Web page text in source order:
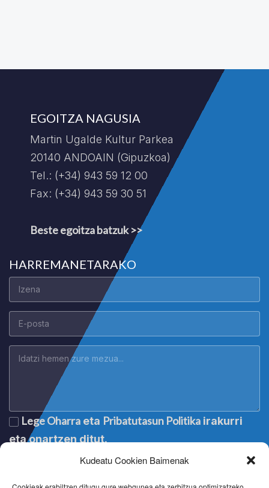
Kudeatu Cookien Baimenak
EGOITZA NAGUSIA
Martin Ugalde Kultur Parkea
20140 ANDOAIN (Gipuzkoa)
Tel.: (+34) 943 59 12 00
Fax: (+34) 943 59 30 51
Beste egoitza batzuk >>
HARREMANETARAKO
Lege Oharra eta Pribatutasun Politika irakurri
eta onartzen ditut.